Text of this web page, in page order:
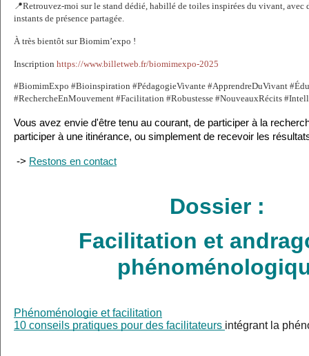
📍Retrouvez-moi sur le stand dédié, habillé de toiles inspirées du vivant, avec
instants de présence partagée.
À très bientôt sur Biomim’expo !
Inscription https://www.billetweb.fr/biomimexpo-2025
#BiomimExpo #Bioinspiration #PédagogieVivante #ApprendreDuVivant
#RechercheEnMouvement #Facilitation #Robustesse #NouveauxRécits
Vous avez envie d'être tenu au courant, de participer à la
participer à une itinérance, ou simplement de recevoir les
-> Restons en contact
Dossier :
Facilitation et
Phénoménologie et facilitation
10 conseils pratiques pour des facilitateurs intégrant la